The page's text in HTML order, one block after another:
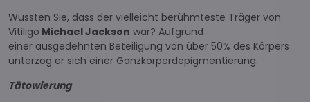
Wussten Sie, dass der vielleicht berühmteste Träger von
Vitiligo Michael Jackson war? Aufgrund
einer ausgedehnten Beteiligung von über 50% des Körpers
unterzog er sich einer Ganzkörperdepigmentierung.
Tätowierung